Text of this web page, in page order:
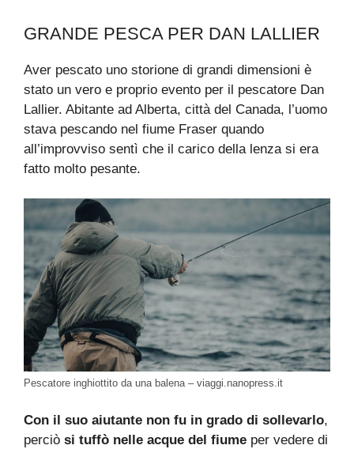
GRANDE PESCA PER DAN LALLIER
Aver pescato uno storione di grandi dimensioni è
stato un vero e proprio evento per il pescatore Dan
Lallier. Abitante ad Alberta, città del Canada, l’uomo
stava pescando nel fiume Fraser quando
all’improvviso sentì che il carico della lenza si era
fatto molto pesante.
Pescatore inghiottito da una balena – viaggi.nanopress.it
Con il suo aiutante non fu in grado di sollevarlo,
perciò si tuffò nelle acque del fiume per vedere di